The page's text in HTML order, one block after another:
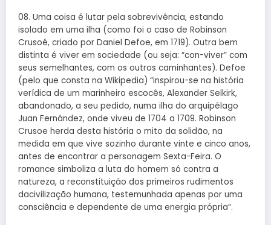
08. Uma coisa é lutar pela sobrevivência, estando
isolado em uma ilha (como foi o caso de Robinson
Crusoé, criado por Daniel Defoe, em 1719). Outra bem
distinta é viver em sociedade (ou seja: “con-viver” com
seus semelhantes, com os outros caminhantes). Defoe
(pelo que consta na Wikipedia) “inspirou-se na história
verídica de um marinheiro escocês, Alexander Selkirk,
abandonado, a seu pedido, numa ilha do arquipélago
Juan Fernández, onde viveu de 1704 a 1709. Robinson
Crusoe herda desta história o mito da solidão, na
medida em que vive sozinho durante vinte e cinco anos,
antes de encontrar a personagem Sexta-Feira. O
romance simboliza a luta do homem só contra a
natureza, a reconstituição dos primeiros rudimentos
dacivilização humana, testemunhada apenas por uma
consciência e dependente de uma energia própria”.